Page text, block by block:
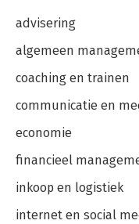
advisering
algemeen
coaching en trainen
communicatie en
economie
financieel
inkoop en logistiek
internet en social